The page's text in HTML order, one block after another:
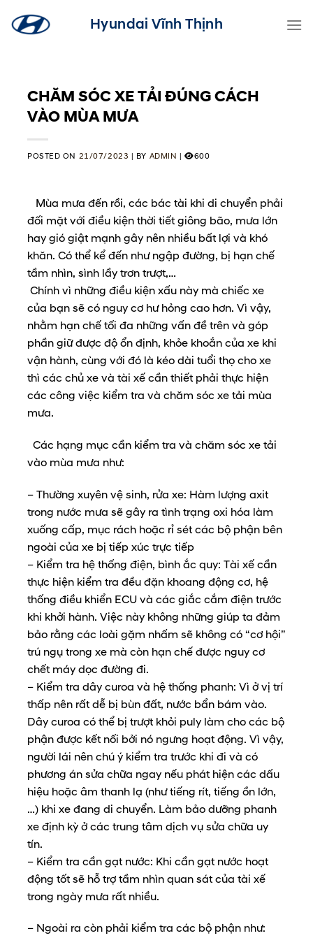
Hyundai Vĩnh Thịnh
CHĂM SÓC XE TẢI ĐÚNG CÁCH
VÀO MÙA MƯA
POSTED ON 21/07/2023 BY ADMIN | 600
Mùa mưa đến rồi, các bác tài khi di chuyển phải
đối mặt với điều kiện thời tiết giông bão, mưa lớn
hay gió giật mạnh gây nên nhiều bất lợi và khó
khăn. Có thể kể đến như ngập đường, bị hạn chế
tầm nhìn, sình lầy trơn trượt,…
Chính vì những điều kiện xấu này mà chiếc xe
của bạn sẽ có nguy cơ hư hỏng cao hơn. Vì vậy,
nhằm hạn chế tối đa những vấn đề trên và góp
phần giữ được độ ổn định, khỏe khoắn của xe khi
vận hành, cùng với đó là kéo dài tuổi thọ cho xe
thì các chủ xe và tài xế cần thiết phải thực hiện
các công việc kiểm tra và chăm sóc xe tải mùa
mưa.
Các hạng mục cần kiểm tra và chăm sóc xe tải
vào mùa mưa như:
– Thường xuyên vệ sinh, rửa xe: Hàm lượng axit
trong nước mưa sẽ gây ra tình trạng oxi hóa làm
xuống cấp, mục rách hoặc rỉ sét các bộ phận bên
ngoài của xe bị tiếp xúc trực tiếp
– Kiểm tra hệ thống điện, bình ắc quy: Tài xế cần
thực hiện kiểm tra đều đặn khoang động cơ, hệ
thống điều khiển ECU và các giắc cắm điện trước
khi khởi hành. Việc này không những giúp ta đảm
bảo rằng các loài gặm nhấm sẽ không có “cơ hội”
trú ngụ trong xe mà còn hạn chế được nguy cơ
chết máy dọc đường đi.
– Kiểm tra dây curoa và hệ thống phanh: Vì ở vị trí
thấp nên rất dễ bị bùn đất, nước bẩn bám vào.
Dây curoa có thể bị trượt khỏi puly làm cho các bộ
phận được kết nối bởi nó ngưng hoạt động. Vì vậy,
người lái nên chú ý kiểm tra trước khi đi và có
phương án sửa chữa ngay nếu phát hiện các dấu
hiệu hoặc âm thanh lạ (như tiếng rít, tiếng ồn lớn,
…) khi xe đang di chuyển. Làm bảo dưỡng phanh
xe định kỳ ở các trung tâm dịch vụ sửa chữa uy
tín.
– Kiểm tra cần gạt nước: Khi cần gạt nước hoạt
động tốt sẽ hỗ trợ tầm nhìn quan sát của tài xế
trong ngày mưa rất nhiều.
– Ngoài ra còn phải kiểm tra các bộ phận như: